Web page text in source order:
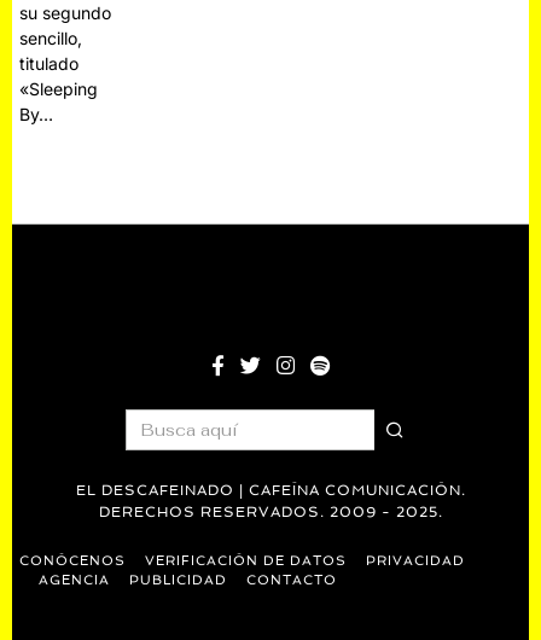
su segundo
sencillo,
titulado
«Sleeping
By…
EL DESCAFEINADO | CAFEÍNA COMUNICACIÓN.
DERECHOS RESERVADOS. 2009 - 2025.
CONÓCENOS VERIFICACIÓN DE DATOS
PRIVACIDAD
AGENCIA
PUBLICIDAD CONTACTO